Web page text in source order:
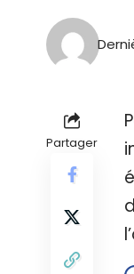
Partager